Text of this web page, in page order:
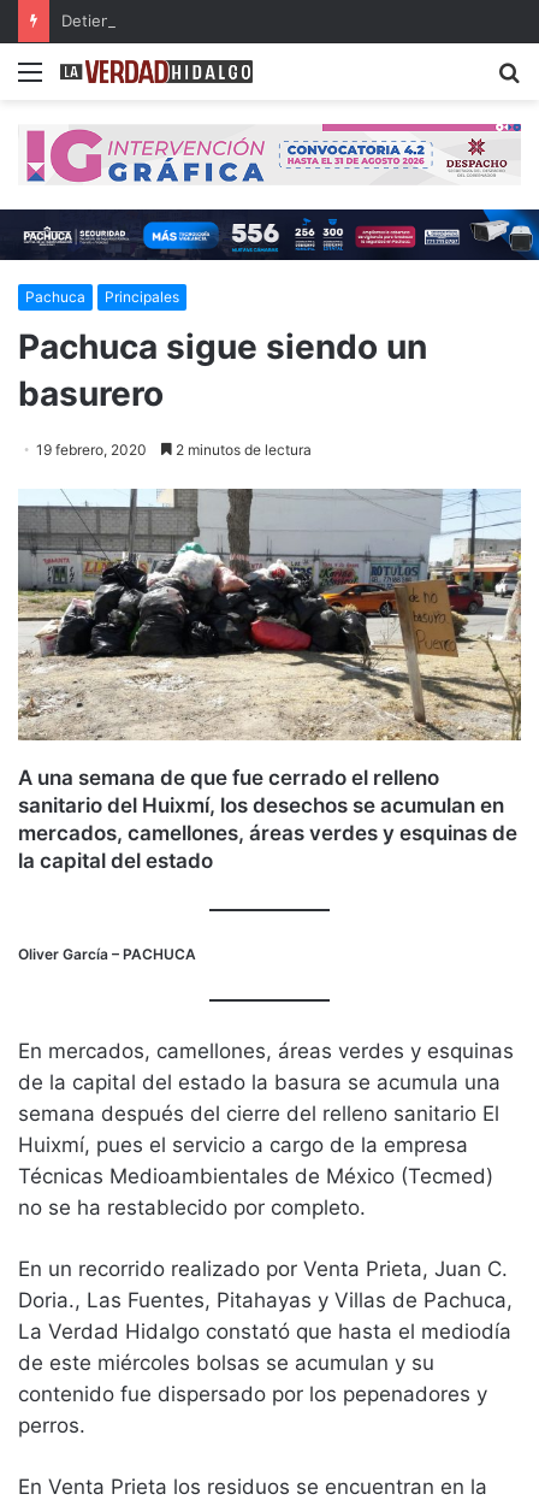
Menu
Pachuca Principales
Pachuca sigue siendo un
basurero
19 febrero, 2020 2 minutos de lectura
A una semana de que fue cerrado el relleno
sanitario del Huixmí, los desechos se acumulan en
mercados, camellones, áreas verdes y esquinas de
la capital del estado
Oliver García – PACHUCA
En mercados, camellones, áreas verdes y esquinas
de la capital del estado la basura se acumula una
semana después del cierre del relleno sanitario El
Huixmí, pues el servicio a cargo de la empresa
Técnicas Medioambientales de México (Tecmed)
no se ha restablecido por completo.
En un recorrido realizado por Venta Prieta, Juan C.
Doria., Las Fuentes, Pitahayas y Villas de Pachuca,
La Verdad Hidalgo constató que hasta el mediodía
de este miércoles bolsas se acumulan y su
contenido fue dispersado por los pepenadores y
perros.
En Venta Prieta los residuos se encuentran en la